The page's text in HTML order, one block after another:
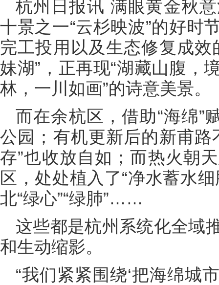
杭州日报讯 满眼黄金秋
十景之一“云杉映波”的好时
完工投用以及生态修复成
妹湖”，正再现“湖藏山腹，
林，一川如画”的诗意美景。
而在余杭区，借助“海绵”
公园；有机更新后的新甫路
存”也收放自如；而热火朝
区，处处植入了“净水蓄水
北“绿心”“绿肺”……
这些都是杭州系统化全域
和生动缩影。
“我们紧紧围绕‘把海绵城